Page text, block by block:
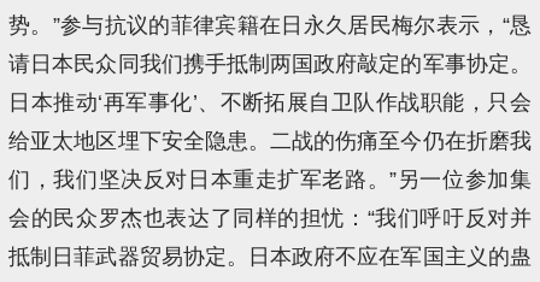
势。”参与抗议的菲律宾籍在日永久居民梅尔表示，“恳
请日本民众同我们携手抵制两国政府敲定的军事协定。
日本推动‘再军事化’、不断拓展自卫队作战职能，只会
给亚太地区埋下安全隐患。二战的伤痛至今仍在折磨我
们，我们坚决反对日本重走扩军老路。”另一位参加集
会的民众罗杰也表达了同样的担忧：“我们呼吁反对并
抵制日菲武器贸易协定。日本政府不应在军国主义的蛊